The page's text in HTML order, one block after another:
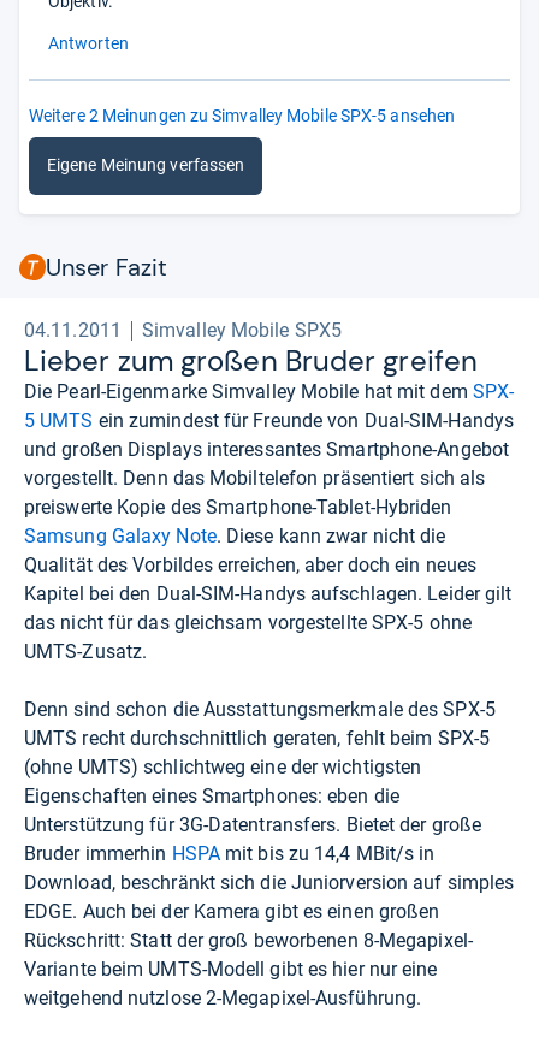
Antworten
Weitere 2 Meinungen zu Simvalley Mobile SPX-5 ansehen
Eigene Meinung verfassen
Unser Fazit
04.11.2011 Simvalley Mobile SPX5
Lie­ber zum großen Bru­der grei­fen
Die Pearl-Eigenmarke Simvalley Mobile hat mit dem SPX-
5 UMTS ein zumindest für Freunde von Dual-SIM-Handys
und großen Displays interessantes Smartphone-Angebot
vorgestellt. Denn das Mobiltelefon präsentiert sich als
preiswerte Kopie des Smartphone-Tablet-Hybriden
Samsung Galaxy Note. Diese kann zwar nicht die
Qualität des Vorbildes erreichen, aber doch ein neues
Kapitel bei den Dual-SIM-Handys aufschlagen. Leider gilt
das nicht für das gleichsam vorgestellte SPX-5 ohne
UMTS-Zusatz.
Denn sind schon die Ausstattungsmerkmale des SPX-5
UMTS recht durchschnittlich geraten, fehlt beim SPX-5
(ohne UMTS) schlichtweg eine der wichtigsten
Eigenschaften eines Smartphones: eben die
Unterstützung für 3G-Datentransfers. Bietet der große
Bruder immerhin HSPAmit bis zu 14,4 MBit/s in
Download, beschränkt sich die Juniorversion auf simples
EDGE. Auch bei der Kamera gibt es einen großen
Rückschritt: Statt der groß beworbenen 8-Megapixel-
Variante beim UMTS-Modell gibt es hier nur eine
weitgehend nutzlose 2-Megapixel-Ausführung.